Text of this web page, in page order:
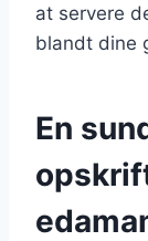
at servere
blandt dine
En